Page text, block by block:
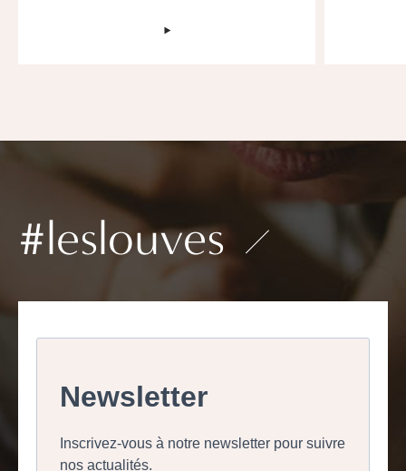
‣
#leslouves